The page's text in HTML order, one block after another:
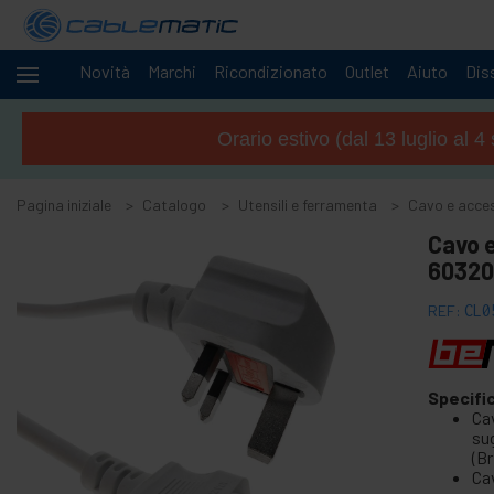
Novità Marchi Ricondizionato Outlet Aiuto
Cavi +
Racks
server
Accessori per pavimenti, porte e finestre
Orario estivo (dal 13 luglio al
Pagina iniziale Catalogo Utensili e ferramenta Cavo e
Cavo
REF: